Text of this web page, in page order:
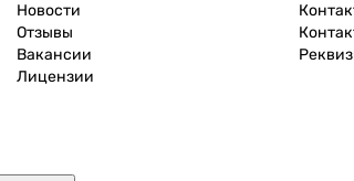
Новости
Отзывы
Вакансии
Лицензии